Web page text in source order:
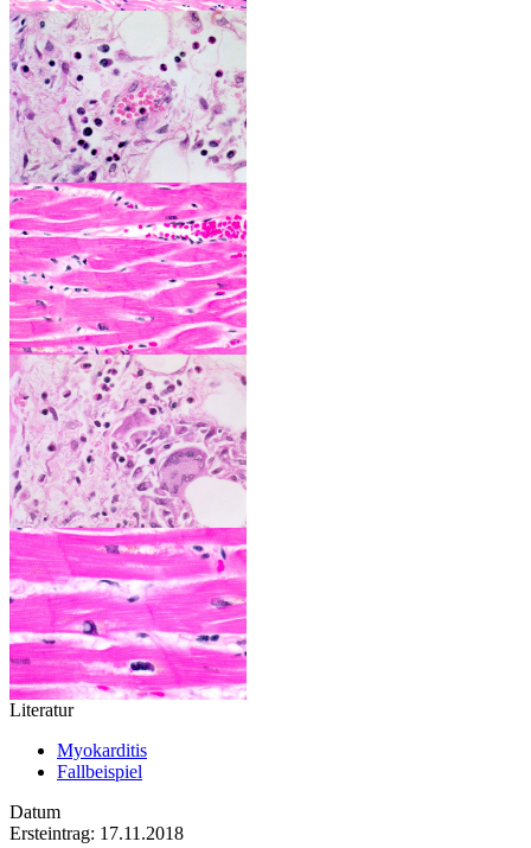
Literatur
Myokarditis
Fallbeispiel
Datum
Ersteintrag: 17.11.2018